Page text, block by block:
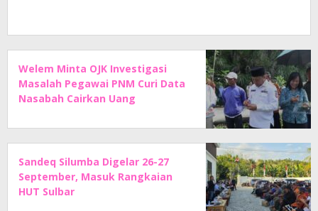
Welem Minta OJK Investigasi
Masalah Pegawai PNM Curi Data
Nasabah Cairkan Uang
Sandeq Silumba Digelar 26-27
September, Masuk Rangkaian
HUT Sulbar